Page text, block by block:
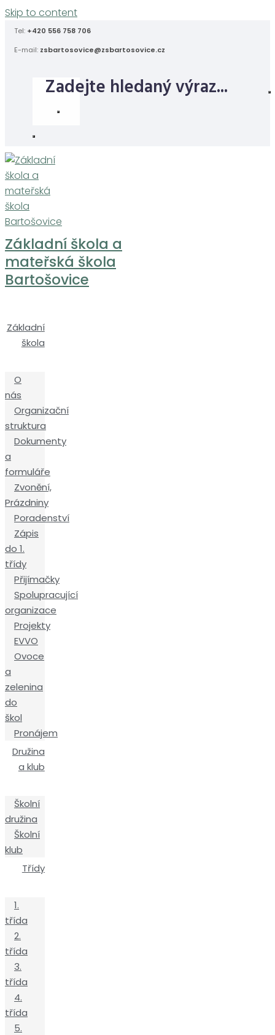
Skip to content
Tel: +420 556 758 706
E-mail: zsbartosovice@zsbartosovice.cz
Základní škola a
mateřská škola
Bartošovice
Základní
škola
O
nás
Organizační
struktura
Dokumenty
a
formuláře
Zvonění,
Prázdniny
Poradenství
Zápis
do 1.
třídy
Přijímačky
Spolupracující
organizace
Projekty
EVVO
Ovoce
a
zelenina
do
škol
Pronájem
Družina
a klub
Školní
družina
Školní
klub
Třídy
1.
třída
2.
třída
3.
třída
4.
třída
5.